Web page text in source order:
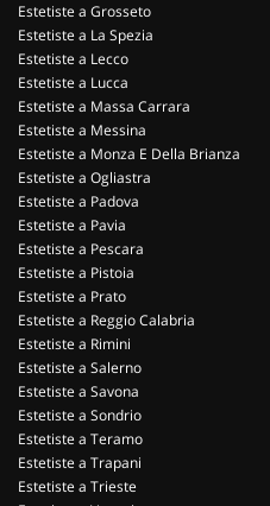
Estetiste a Grosseto
Estetiste a La Spezia
Estetiste a Lecco
Estetiste a Lucca
Estetiste a Massa Carrara
Estetiste a Messina
Estetiste a Monza E Della Brianza
Estetiste a Ogliastra
Estetiste a Padova
Estetiste a Pavia
Estetiste a Pescara
Estetiste a Pistoia
Estetiste a Prato
Estetiste a Reggio Calabria
Estetiste a Rimini
Estetiste a Salerno
Estetiste a Savona
Estetiste a Sondrio
Estetiste a Teramo
Estetiste a Trapani
Estetiste a Trieste